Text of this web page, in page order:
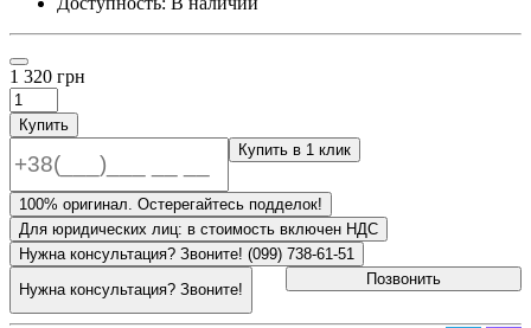
1 320 грн
Купить
Купить в 1 клик
100% оригинал. Остерегайтесь подделок!
Для юридических лиц: в стоимость включен НДС
Нужна консультация? Звоните! (099) 738-61-51
Нужна консультация? Звоните!
Позвонить